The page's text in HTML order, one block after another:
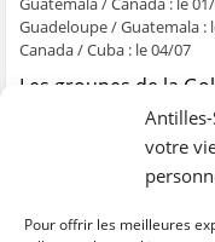
Antilles-
votre
Pour offrir les meilleures
Guadeloupe / Guatemala :
Canada / Cuba : le 04/07
Les groupes de la
A : Etats-Unis, Jamaïque,
B : Mexique, Haïti,
C : Costa Rica, Salvador,
D : Canada, Guatemala,